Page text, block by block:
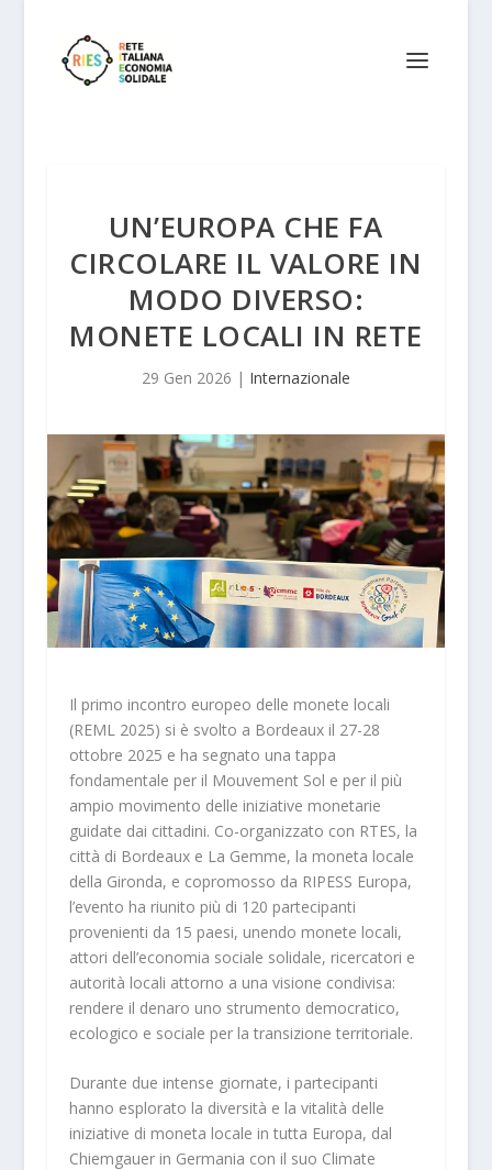
UN’EUROPA CHE FA
CIRCOLARE IL VALORE IN
MODO DIVERSO:
MONETE LOCALI IN RETE
29 Gen 2026 | Internazionale
Il primo incontro europeo delle monete locali
(REML 2025) si è svolto a Bordeaux il 27-28
ottobre 2025 e ha segnato una tappa
fondamentale per il Mouvement Sol e per il più
ampio movimento delle iniziative monetarie
guidate dai cittadini. Co-organizzato con RTES, la
città di Bordeaux e La Gemme, la moneta locale
della Gironda, e copromosso da RIPESS Europa,
l’evento ha riunito più di 120 partecipanti
provenienti da 15 paesi, unendo monete locali,
attori dell’economia sociale solidale, ricercatori e
autorità locali attorno a una visione condivisa:
rendere il denaro uno strumento democratico,
ecologico e sociale per la transizione territoriale.
Durante due intense giornate, i partecipanti
hanno esplorato la diversità e la vitalità delle
iniziative di moneta locale in tutta Europa, dal
Chiemgauer in Germania con il suo Climate